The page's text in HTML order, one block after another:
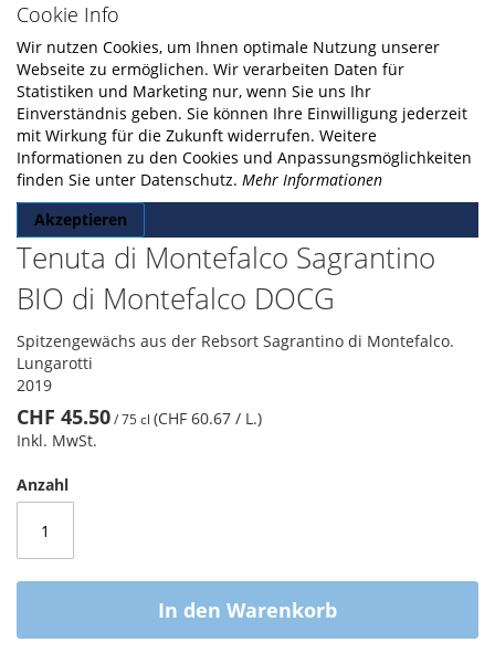
Cookie Info
Wir nutzen Cookies, um Ihnen optimale Nutzung unserer
Webseite zu ermöglichen. Wir verarbeiten Daten für
Statistiken und Marketing nur, wenn Sie uns Ihr
Einverständnis geben. Sie können Ihre Einwilligung jederzeit
mit Wirkung für die Zukunft widerrufen. Weitere
Informationen zu den Cookies und Anpassungsmöglichkeiten
finden Sie unter Datenschutz. Mehr Informationen
Akzeptieren
Tenuta di Montefalco Sagrantino
BIO di Montefalco DOCG
Spitzengewächs aus der Rebsort Sagrantino di Montefalco.
Lungarotti
2019
CHF 45.50/75 cl (CHF 60.67 / L.)
Inkl. MwSt.
Anzahl
In den Warenkorb
the
beginning
of
the
images
gallery